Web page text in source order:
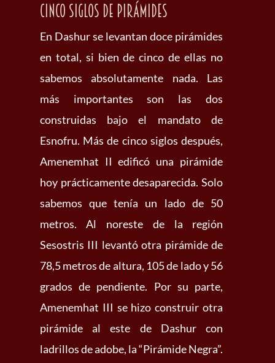
Cinco siglos de pirámides
En Dashur se levantan doce pirámides
en total, si bien de cinco de ellas no
sabemos absolutamente nada. Las
más importantes son las dos
construidas bajo el mandato de
Esnofru. Más de cinco siglos después,
Amenemhat II edificó una pirámide
hoy prácticamente desaparecida. Solo
sabemos que tenía un lado de 50
metros. Al noreste de la región
Sesostris III levantó otra pirámide de
78,5 metros de altura, 105 de lado y 56
grados de pendiente. Por su parte,
Amenemhat III se hizo construir otra
pirámide al este de Dashur con
ladrillos de adobe, la “Pirámide Negra”.